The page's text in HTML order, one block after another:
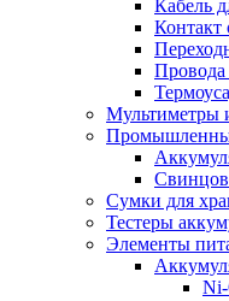
Кабель
Контакт
Провода
Мультиметры
Сумки для
Тестеры
Элементы
Ni-